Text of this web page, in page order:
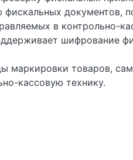
документов,
в контрольно-
шифрование
товаров,
кассовую технику.